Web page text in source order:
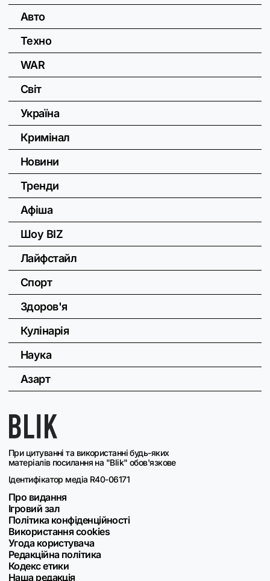
При цитуванні та використанні будь-яких
матеріалів посилання на "Blik" обов'язкове
Ідентифікатор медіа R40-06171
Про видання
Ігровий зал
Політика конфіденційності
Використання cookies
Угода користувача
Редакційна політика
Кодекс етики
Наша редакція
Авто
Техно
WAR
Світ
Україна
Кримінал
Новини
Тренди
Афіша
Шоу BIZ
Лайфстайл
Спорт
Здоров'я
Кулінарія
Наука
Азарт